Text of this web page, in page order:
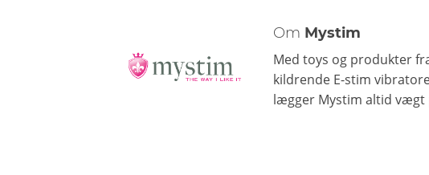
Om Mystim
Med toys og produkter
kildrende E-stim
lægger Mystim altid vægt